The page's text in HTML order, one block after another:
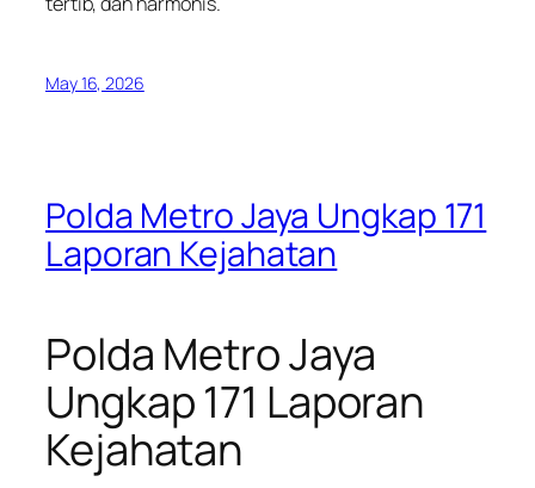
May 16, 2026
Polda Metro Jaya Ungkap 171
Laporan Kejahatan
Polda Metro Jaya
Ungkap 171 Laporan
Kejahatan